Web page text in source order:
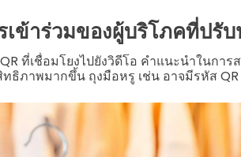
เข้าร่วมของผู้บริโภคที่ปรับ
ที่เชื่อมโยงไปยังวิดีโอ คำแนะนำในกา
ทธิภาพมากขึ้น ถุงมือหรู เช่น อาจมีรหัส